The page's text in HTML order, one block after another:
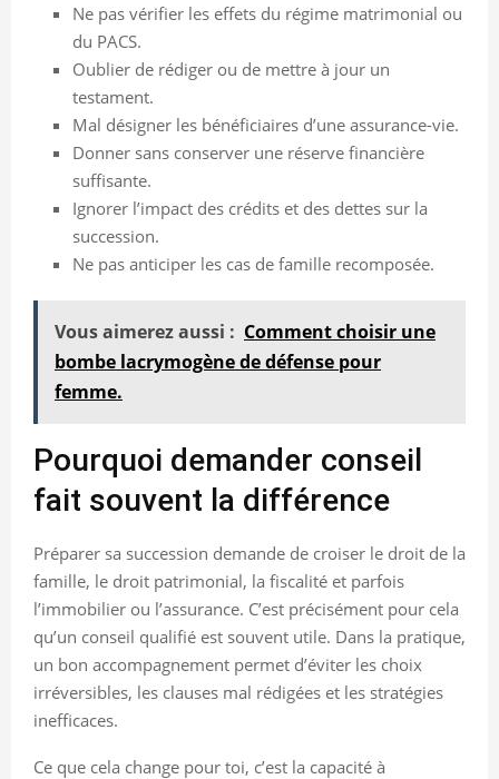
Ne pas vérifier les effets du régime matrimonial ou
du PACS.
Oublier de rédiger ou de mettre à jour un
testament.
Mal désigner les bénéficiaires d’une assurance-vie.
Donner sans conserver une réserve financière
suffisante.
Ignorer l’impact des crédits et des dettes sur la
succession.
Ne pas anticiper les cas de famille recomposée.
Vous aimerez aussi : Comment choisir une
bombe lacrymogène de défense pour
femme.
Pourquoi demander conseil
fait souvent la différence
Préparer sa succession demande de croiser le droit de la
famille, le droit patrimonial, la fiscalité et parfois
l’immobilier ou l’assurance. C’est précisément pour cela
qu’un conseil qualifié est souvent utile. Dans la pratique,
un bon accompagnement permet d’éviter les choix
irréversibles, les clauses mal rédigées et les stratégies
inefficaces.
Ce que cela change pour toi, c’est la capacité à